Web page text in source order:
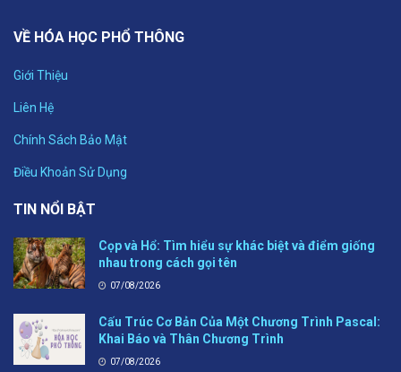
VỀ HÓA HỌC PHỔ THÔNG
Giới Thiệu
Liên Hệ
Chính Sách Bảo Mật
Điều Khoản Sử Dụng
TIN NỔI BẬT
Cọp và Hổ: Tìm hiểu sự khác biệt và điểm giống
nhau trong cách gọi tên
07/08/2026
Cấu Trúc Cơ Bản Của Một Chương Trình Pascal:
Khai Báo và Thân Chương Trình
07/08/2026